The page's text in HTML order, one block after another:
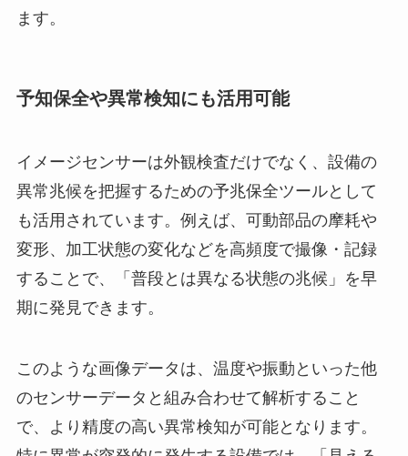
ます。
予知保全や異常検知にも活用可能
イメージセンサーは外観検査だけでなく、設備の
異常兆候を把握するための予兆保全ツールとして
も活用されています。例えば、可動部品の摩耗や
変形、加工状態の変化などを高頻度で撮像・記録
することで、「普段とは異なる状態の兆候」を早
期に発見できます。
このような画像データは、温度や振動といった他
のセンサーデータと組み合わせて解析すること
で、より精度の高い異常検知が可能となります。